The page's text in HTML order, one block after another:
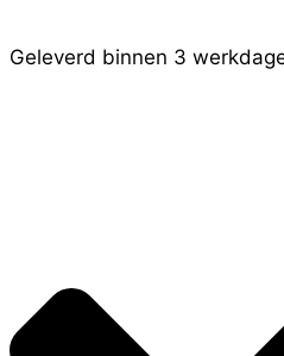
Geleverd binnen 3